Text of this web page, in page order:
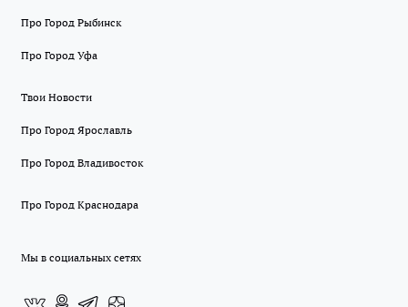
Про Город Рыбинск
Про Город Уфа
Твои Новости
Про Город Ярославль
Про Город Владивосток
Про Город Краснодара
Мы в социальных сетях